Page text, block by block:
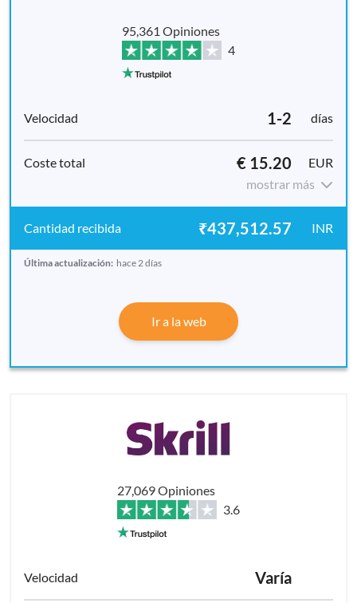
95,361 Opiniones
4
1-2 días
€ 15.20
EUR
mostrar más
₹437,512.57 INR
Última actualización: hace 2 días
Ir a la web
27,069 Opiniones
3.6
Varía